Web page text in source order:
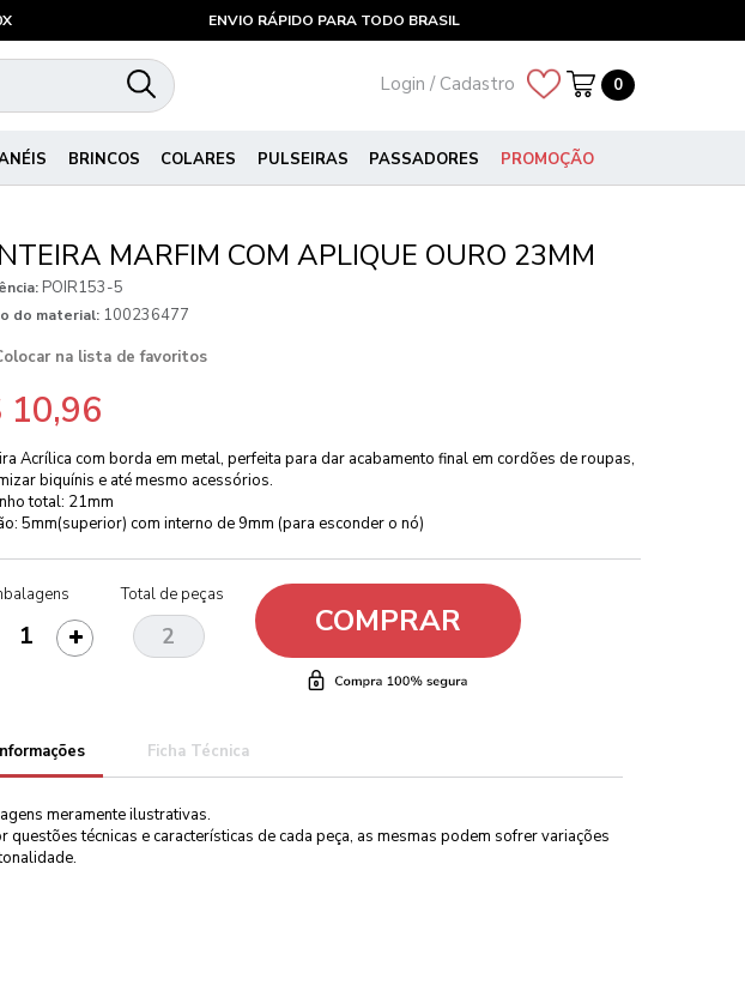
ENVIO RÁPIDO PARA TODO BRASIL
Login / Cadastro 0
BRINCOS COLARES PULSEIRAS PASSADORES PROMOÇÃO
MARFIM COM APLIQUE OURO 23MM
POIR153-5
do material: 100236477
na lista de favoritos
10,96
Acrílica com borda em metal, perfeita para dar acabamento final em cordões de roupas,
biquínis e até mesmo acessórios.
total: 21mm
5mm(superior) com interno de 9mm (para esconder o nó)
Total de peças
COMPRAR
Ficha Técnica
meramente ilustrativas.
questões técnicas e características de cada peça, as mesmas podem sofrer variações